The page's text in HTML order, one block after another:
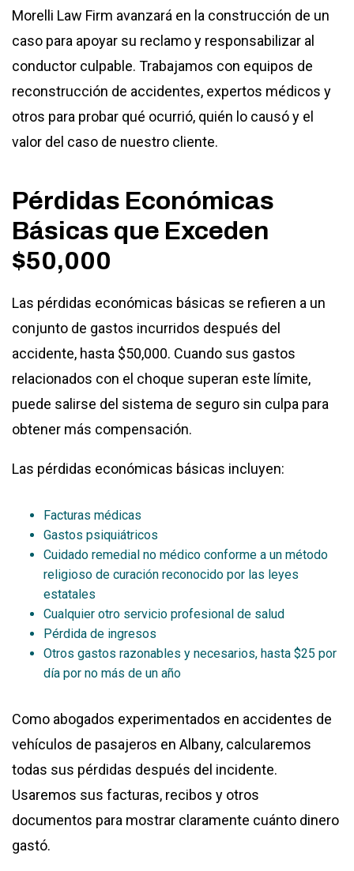
Morelli Law Firm avanzará en la construcción de un
caso para apoyar su reclamo y responsabilizar al
conductor culpable. Trabajamos con equipos de
reconstrucción de accidentes, expertos médicos y
otros para probar qué ocurrió, quién lo causó y el
valor del caso de nuestro cliente.
Pérdidas Económicas
Básicas que Exceden
$50,000
Las pérdidas económicas básicas se refieren a un
conjunto de gastos incurridos después del
accidente, hasta $50,000. Cuando sus gastos
relacionados con el choque superan este límite,
puede salirse del sistema de seguro sin culpa para
obtener más compensación.
Las pérdidas económicas básicas incluyen:
Facturas médicas
Gastos psiquiátricos
Cuidado remedial no médico conforme a un método
religioso de curación reconocido por las leyes
estatales
Cualquier otro servicio profesional de salud
Pérdida de ingresos
Otros gastos razonables y necesarios, hasta $25 por
día por no más de un año
Como abogados experimentados en accidentes de
vehículos de pasajeros en Albany, calcularemos
todas sus pérdidas después del incidente.
Usaremos sus facturas, recibos y otros
documentos para mostrar claramente cuánto dinero
gastó.